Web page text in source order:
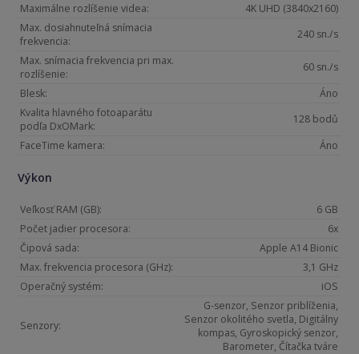
Maximálne rozlíšenie videa:
4K UHD (3840x2160)
Max. dosiahnuteľná snímacia
frekvencia:
240 sn./s
Max. snímacia frekvencia pri max.
rozlíšenie:
60 sn./s
Blesk:
Áno
Kvalita hlavného fotoaparátu
podľa DxOMark:
128 bodů
FaceTime kamera:
Áno
Výkon
Veľkosť RAM (GB):
6 GB
Počet jadier procesora:
6x
Čipová sada:
Apple A14 Bionic
Max. frekvencia procesora (GHz):
3,1 GHz
Operačný systém:
iOS
Senzory:
G-senzor, Senzor priblíženia,
Senzor okolitého svetla, Digitálny
kompas, Gyroskopický senzor,
Barometer, Čítačka tváre